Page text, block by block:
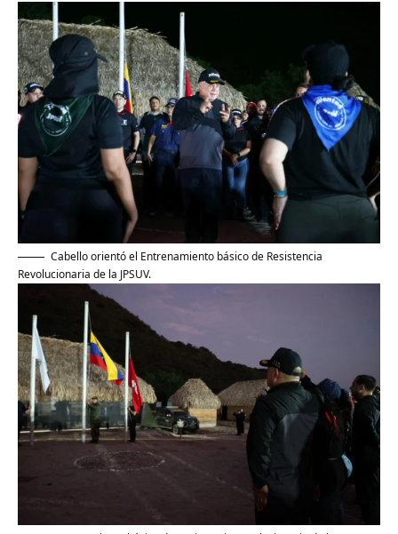
Cabello orientó el Entrenamiento básico de Resistencia
Revolucionaria de la JPSUV.